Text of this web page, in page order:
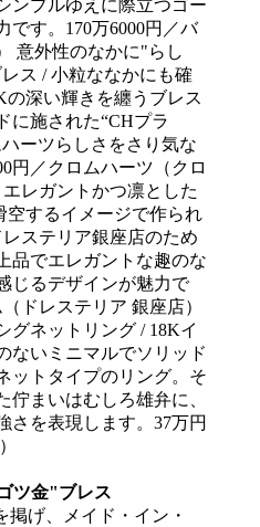
ツ金"ブレス
掲げ、メイド・イン・